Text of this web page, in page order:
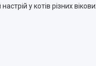
у котів різних